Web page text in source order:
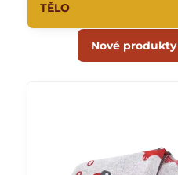
TĚLO
Nové produkty